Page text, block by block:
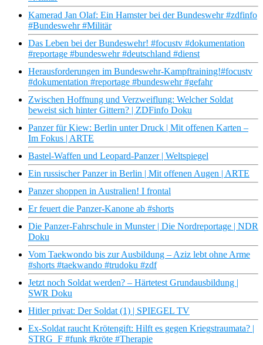
Kamerad Jan Olaf: Ein Hamster bei der Bundeswehr #zdfinfo
#Bundeswehr #Militär
Das Leben bei der Bundeswehr! #focustv #dokumentation
#reportage #bundeswehr #deutschland #dienst
Herausforderungen im Bundeswehr-Kampftraining!#focustv
#dokumentation #reportage #bundeswehr #gefahr
Zwischen Hoffnung und Verzweiflung: Welcher Soldat
beweist sich hinter Gittern? | ZDFinfo Doku
Panzer für Kiew: Berlin unter Druck | Mit offenen Karten –
Im Fokus | ARTE
Bastel-Waffen und Leopard-Panzer | Weltspiegel
Ein russischer Panzer in Berlin | Mit offenen Augen | ARTE
Panzer shoppen in Australien! I frontal
Er feuert die Panzer-Kanone ab #shorts
Die Panzer-Fahrschule in Munster | Die Nordreportage | NDR
Doku
Vom Taekwondo bis zur Ausbildung – Aziz lebt ohne Arme
#shorts #taekwando #trudoku #zdf
Jetzt noch Soldat werden? – Härtetest Grundausbildung |
SWR Doku
Hitler privat: Der Soldat (1) | SPIEGEL TV
Ex-Soldat raucht Krötengift: Hilft es gegen Kriegstraumata? |
STRG_F #funk #kröte #Therapie